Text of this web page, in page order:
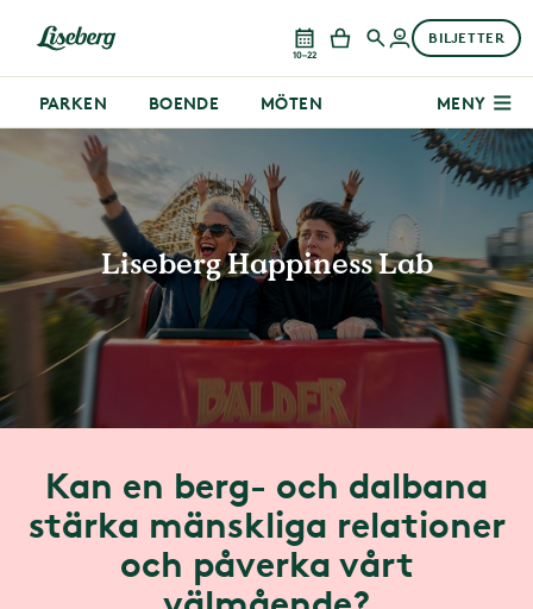
10–22
BILJETTER
PARKEN BOENDE MÖTEN MENY
Liseberg Happiness Lab
Kan en berg- och dalbana
stärka mänskliga relationer
och påverka vårt